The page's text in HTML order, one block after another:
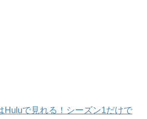
Huluで見れる！シーズン1だけで